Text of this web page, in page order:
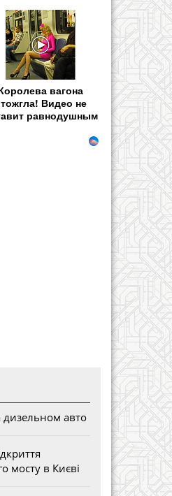
вагона
Видео не
равнодушным
авто
мосту в Києві